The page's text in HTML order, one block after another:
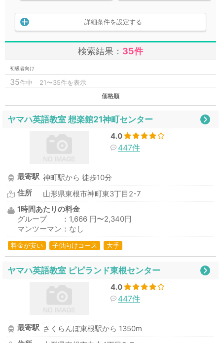
詳細条件を設定する
検索結果： 35件
初級者向け
35件中 21〜35件を表示
価格順
ヤマハ英語教室 想楽館21神町センター
4.0
447件
最寄駅 神町駅から 徒歩10分
住所
山形県東根市神町東3丁目2-7
1時間あたりの料金
グループ ：1,666 円〜2,340円
マンツーマン：なし
料金が安い 子供向けコース 大手
ヤマハ英語教室 ピピランド東根センター
4.0
447件
最寄駅 さくらんぼ東根駅から 1350m